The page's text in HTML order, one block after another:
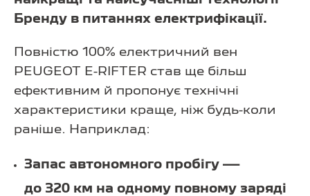
Бренду в питаннях електрифікації.
Повністю 100% електричний вен
PEUGEOT E-RIFTER став ще більш
ефективним й пропонує технічні
характеристики краще, ніж будь-коли
раніше. Наприклад:
Запас автономного пробігу —
до 320 км на одному повному заряді